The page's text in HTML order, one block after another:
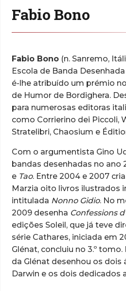
Fabio Bono
Fabio Bono (n. Sanremo,
Escola de Banda
é-lhe atribuído um prémio
de Humor de Bordighera.
para numerosas editoras
como Corrierino dei Piccoli,
Stratelibri, Chaosium e
Com o argumentista Gino
bandas desenhadas no ano
e Tao. Entre 2004 e 2007
Marzia oito livros ilustrados
intitulada Nonno Gidio. No
2009 desenha Confessions
edições Soleil, que já teve
série Cathares, iniciada em
Glénat, concluiu no 3.º tomo.
da Glénat desenhou os dois
Darwin e os dois dedicados